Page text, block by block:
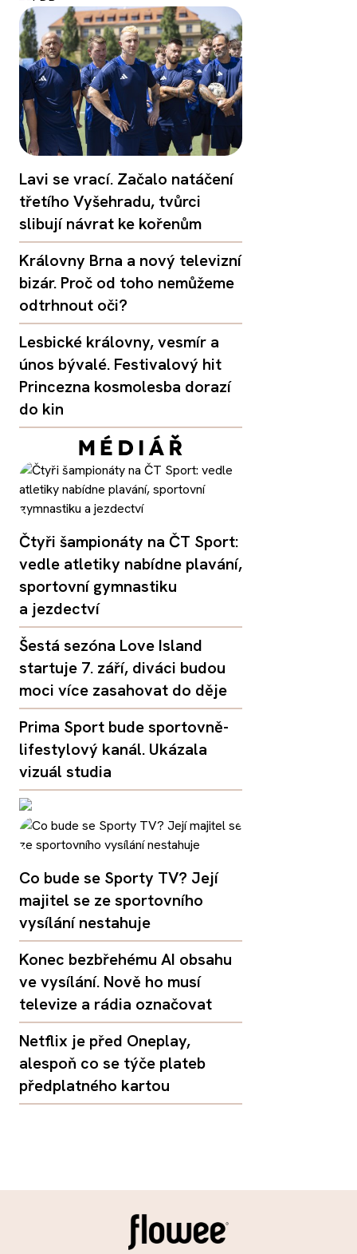
Lavi se vrací. Začalo natáčení
třetího Vyšehradu, tvůrci
slibují návrat ke kořenům
Královny Brna a nový televizní
bizár. Proč od toho nemůžeme
odtrhnout oči?
Lesbické královny, vesmír a
únos bývalé. Festivalový hit
Princezna kosmolesba dorazí
do kin
Čtyři šampionáty na ČT Sport:
vedle atletiky nabídne plavání,
sportovní gymnastiku
a jezdectví
Šestá sezóna Love Island
startuje 7. září, diváci budou
moci více zasahovat do děje
Prima Sport bude sportovně-
lifestylový kanál. Ukázala
vizuál studia
Co bude se Sporty TV? Její
majitel se ze sportovního
vysílání nestahuje
Konec bezbřehému AI obsahu
ve vysílání. Nově ho musí
televize a rádia označovat
Netflix je před Oneplay,
alespoň co se týče plateb
předplatného kartou